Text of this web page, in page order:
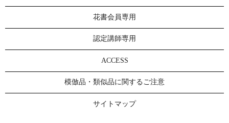
花書会員専用
認定講師専用
ACCESS
模倣品・類似品に関するご注意
サイトマップ